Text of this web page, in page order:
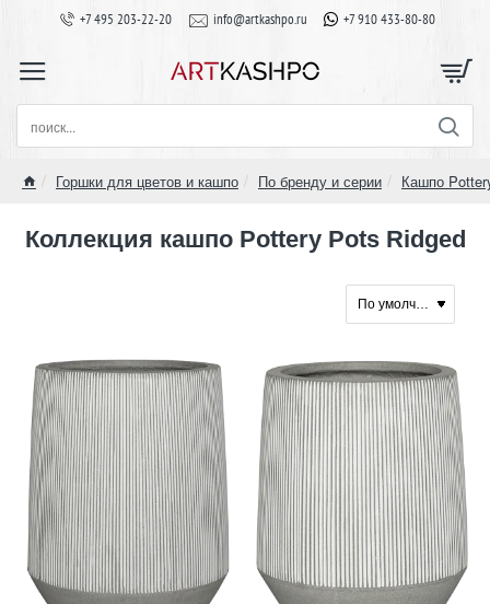
+7 495 203-22-20 info@artkashpo.ru +7 910 433-80-80
поиск...
Горшки для цветов и кашпо По бренду и серии Кашпо
Коллекция кашпо Pottery Pots Ridged